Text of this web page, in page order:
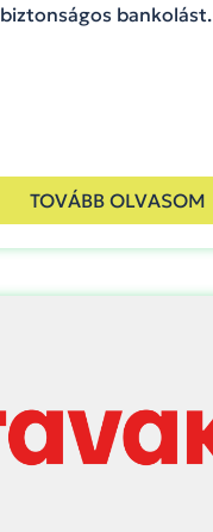
biztonságos bankolást.
TOVÁBB OLVASOM